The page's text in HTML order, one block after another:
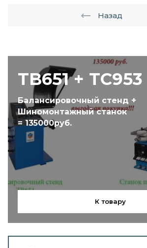
TB651 + TC953
Балансировочный стенд +
Шиномонтажный станок
= 135000руб.
К товару
Назад